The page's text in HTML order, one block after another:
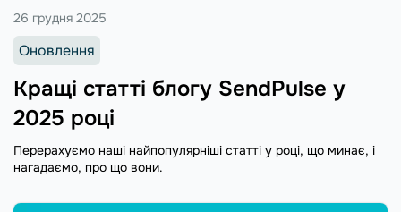
Кращі статті блогу SendPulse у
2025 році
26 грудня 2025
Оновлення
Перерахуємо наші найпопулярніші статті у році, що минає, і
нагадаємо, про що вони.